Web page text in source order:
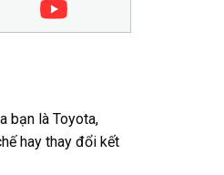
bạn là Toyota,
hay thay đổi kết